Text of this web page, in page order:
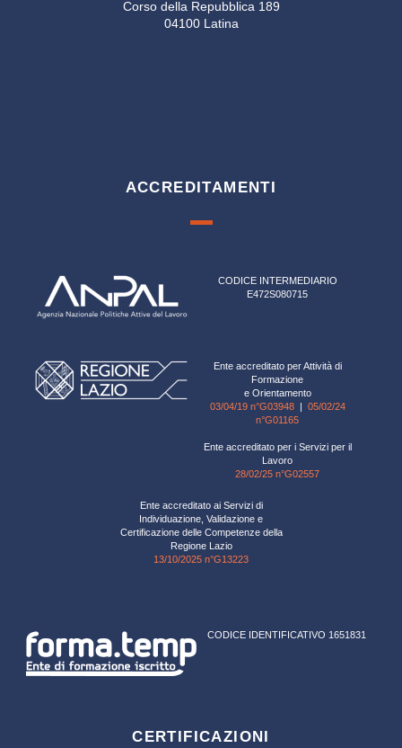
Corso della Repubblica 189
04100 Latina
ACCREDITAMENTI
CODICE INTERMEDIARIO
E472S080715
Ente accreditato per Attività di
Formazione
e Orientamento
03/04/19 n°G03948| 05/02/24
n°G01165
Ente accreditato per i Servizi per il
Lavoro
28/02/25 n°G02557
Ente accreditato ai Servizi di
Individuazione, Validazione e
Certificazione delle Competenze della
Regione Lazio
13/10/2025 n°G13223
CODICE IDENTIFICATIVO 1651831
CERTIFICAZIONI